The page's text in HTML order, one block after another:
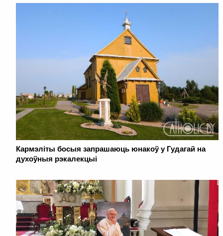
Кармэліты босыя запрашаюць юнакоў у Гудагай на
духоўныя рэкалекцыі